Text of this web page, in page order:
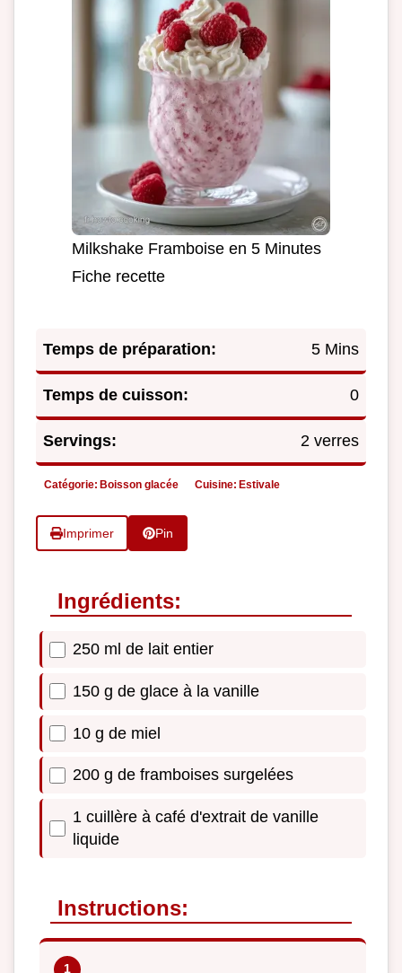
Milkshake Framboise en 5 Minutes
Fiche recette
Temps de préparation: 5 Mins
Temps de cuisson: 0
Servings: 2 verres
Catégorie: Boisson glacée Cuisine: Estivale
Imprimer Pin
Ingrédients:
250 ml de lait entier
150 g de glace à la vanille
10 g de miel
200 g de framboises surgelées
1 cuillère à café d'extrait de vanille
liquide
Instructions: